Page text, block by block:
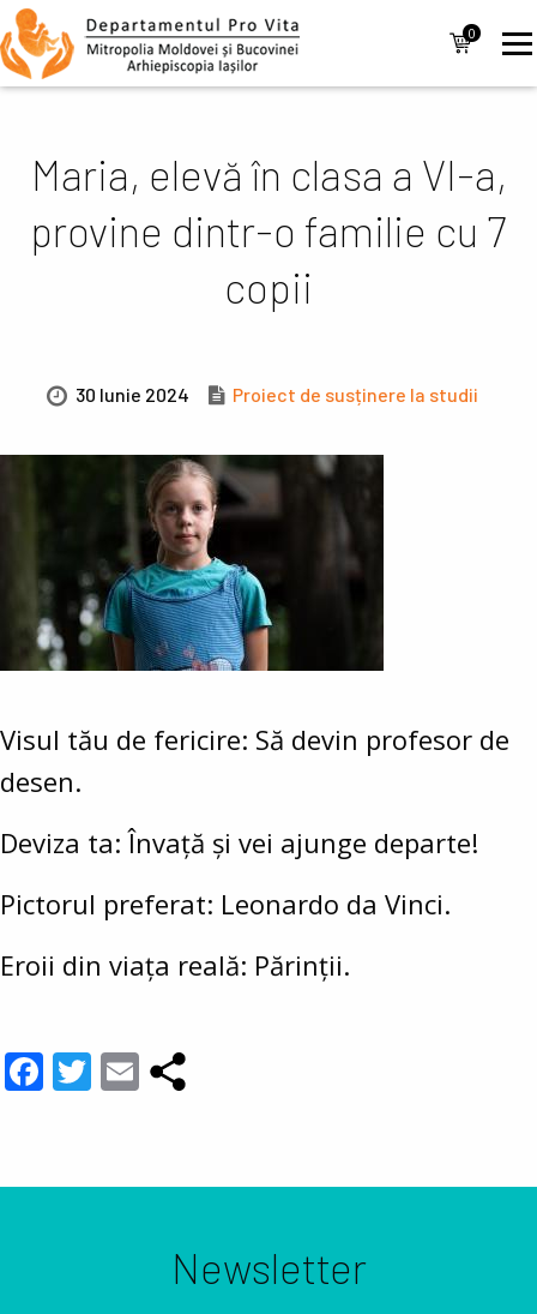
Mergi la conţinutul principal
0
items
Navigare
principală
Maria, elevă în clasa a VI-a,
provine dintr-o familie cu 7
copii
30 Iunie 2024 Proiect de susținere la studii
Visul tău de fericire: Să devin profesor de
desen.
Deviza ta: Învață și vei ajunge departe!
Pictorul preferat: Leonardo da Vinci.
Eroii din viața reală: Părinții.
Facebook
Twitter
Email
Newsletter